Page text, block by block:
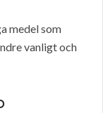
medel som
vanligt och